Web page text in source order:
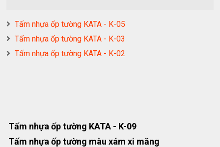
Tấm nhựa ốp tường KATA - K-05
Tấm nhựa ốp tường KATA - K-03
Tấm nhựa ốp tường KATA - K-02
Tấm nhựa ốp tường KATA - K-09
Tấm nhựa ốp tường màu xám xi măng